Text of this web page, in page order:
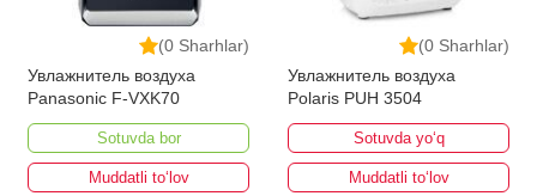
(0 Sharhlar)
Увлажнитель воздуха
Panasonic F-VXK70
Sotuvda bor
Muddatli to‘lov
(0 Sharhlar)
Увлажнитель воздуха
Polaris PUH 3504
Sotuvda yo‘q
Muddatli to‘lov